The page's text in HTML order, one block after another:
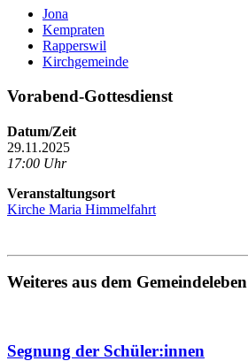
Jona
Kempraten
Rapperswil
Kirchgemeinde
Vorabend-Gottesdienst
Datum/Zeit
29.11.2025
17:00 Uhr
Veranstaltungsort
Kirche Maria Himmelfahrt
Weiteres aus dem Gemeindeleben
Segnung der Schüler:innen